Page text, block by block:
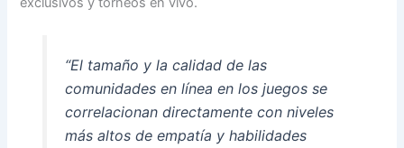
“El tamaño y la calidad de las
comunidades en línea en los juegos se
correlacionan directamente con niveles
más altos de empatía y habilidades